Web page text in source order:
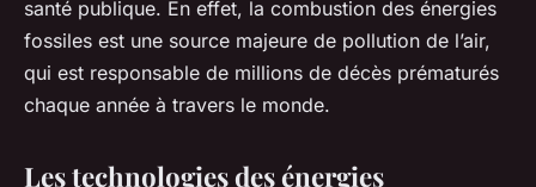
santé publique. En effet, la combustion des énergies
fossiles est une source majeure de pollution de l’air,
qui est responsable de millions de décès prématurés
chaque année à travers le monde.
Les technologies des énergies